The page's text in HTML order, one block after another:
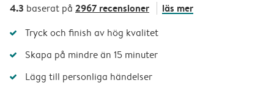
4.3 baserat på 2967 recensioner läs mer
Tryck och finish av hög kvalitet
Skapa på mindre än 15 minuter
Lägg till personliga händelser